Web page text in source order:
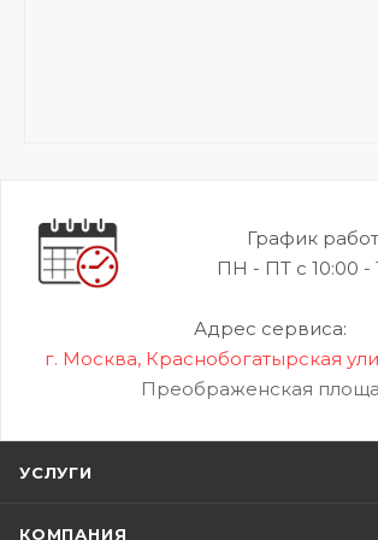
График
ПН - ПТ с 10:00 -
Адрес сервиса:
г. Москва, Краснобогатырская
Преображенская
УСЛУГИ
КОМПАНИЯ